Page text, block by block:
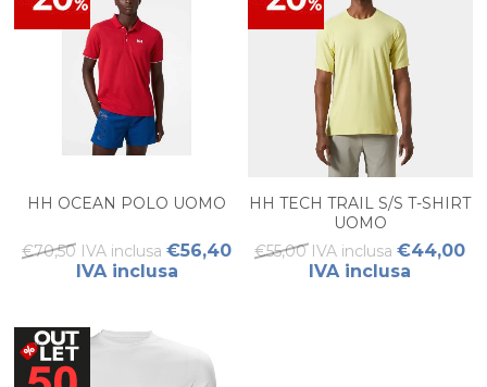
HH OCEAN POLO UOMO
€70,50 IVA inclusa €56,40
IVA inclusa
HH TECH TRAIL S/S T-SHIRT
UOMO
€55,00 IVA inclusa €44,00
IVA inclusa